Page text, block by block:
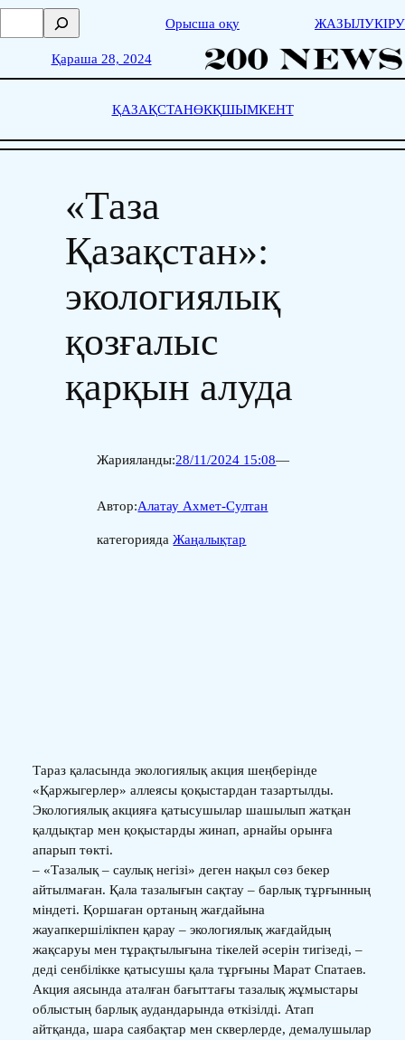
Skip
о
с
Орысша оқу ЖАЗЫЛУКІРУ
Қараша 28, 2024
ҚАЗАҚСТАНӨКҚШЫМКЕНТ
«Таза
Қазақстан»:
экологиялық
қозғалыс
қарқын алуда
Жарияланды:28/11/2024 15:08—
Автор:Алатау Ахмет-Султан
категориядаЖаңалықтар
Тараз қаласында экологиялық акция шеңберінде
«Қаржыгерлер» аллеясы қоқыстардан тазартылды.
Экологиялық акцияға қатысушылар шашылып жатқан
қалдықтар мен қоқыстарды жинап, арнайы орынға
апарып төкті.
– «Тазалық – саулық негізі» деген нақыл сөз бекер
айтылмаған. Қала тазалығын сақтау – барлық тұрғынның
міндеті. Қоршаған ортаның жағдайына
жауапкершілікпен қарау – экологиялық жағдайдың
жақсаруы мен тұрақтылығына тікелей әсерін тигізеді, –
деді сенбілікке қатысушы қала тұрғыны Марат Спатаев.
Акция аясында аталған бағыттағы тазалық жұмыстары
облыстың барлық аудандарында өткізілді. Атап
айтқанда, шара саябақтар мен скверлерде, демалушылар